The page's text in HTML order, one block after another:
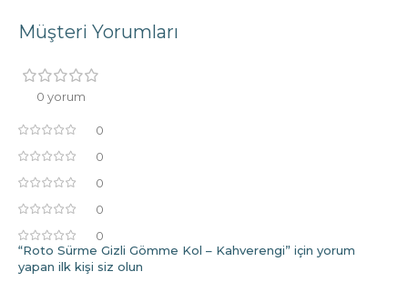
Müşteri Yorumları
0 yorum
0
0
0
0
0
“Roto Sürme Gizli Gömme Kol – Kahverengi” için yorum
yapan ilk kişi siz olun